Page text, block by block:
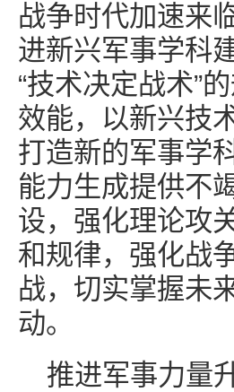
战争时代加速来
进新兴军事学科
“技术决定战术”
效能，以新兴技
打造新的军事学
能力生成提供不
设，强化理论攻
和规律，强化战
战，切实掌握未
动。
推进军事力量